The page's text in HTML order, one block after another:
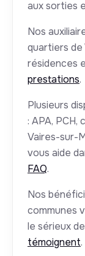
aux sorties
Nos
quartiers de
résidences
prestations.
Plusieurs
: APA, PCH,
Vaires-sur-
vous aide
FAQ.
Nos
communes
le sérieux
témoignent.